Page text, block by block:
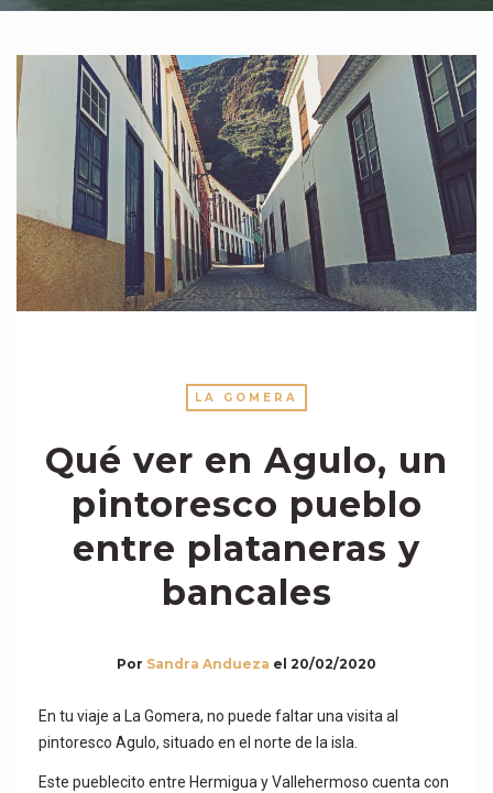
LA GOMERA
Qué ver en Agulo, un
pintoresco pueblo
entre plataneras y
bancales
Por Sandra Andueza el 20/02/2020
En tu viaje a La Gomera, no puede faltar una visita al
pintoresco Agulo, situado en el norte de la isla.
Este pueblecito entre Hermigua y Vallehermoso cuenta con